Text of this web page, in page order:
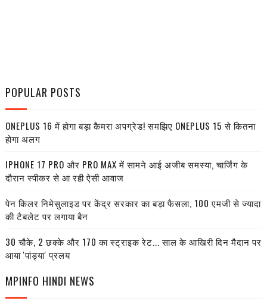
POPULAR POSTS
ONEPLUS 16 में होगा बड़ा कैमरा अपग्रेड! समझिए ONEPLUS 15 से कितना
होगा अलग
IPHONE 17 PRO और PRO MAX में सामने आई अजीब समस्या, चार्जिंग के
दौरान स्पीकर से आ रही ऐसी आवाज
पेन किलर निमेसुलाइड पर केंद्र सरकार का बड़ा फैसला, 100 एमजी से ज्यादा
की टैबलेट पर लगाया बैन
30 चौके, 2 छक्के और 170 का स्ट्राइक रेट... साल के आखिरी दिन मैदान पर
आया 'पांड्या' प्रलय
MPINFO HINDI NEWS